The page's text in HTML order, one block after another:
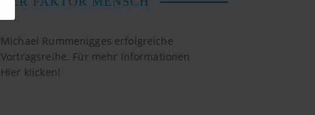
Michael Rummenigges erfolgreiche
Vortragsreihe. Für mehr Informationen
Hier klicken!